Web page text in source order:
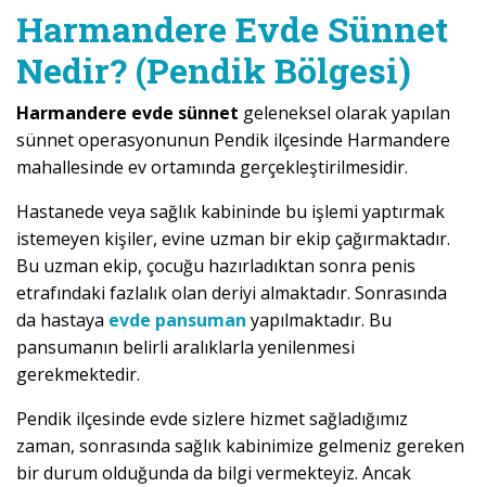
Harmandere Evde Sünnet
Nedir? (Pendik Bölgesi)
Harmandere evde sünnet geleneksel olarak yapılan
sünnet operasyonunun Pendik ilçesinde Harmandere
mahallesinde ev ortamında gerçekleştirilmesidir.
Hastanede veya sağlık kabininde bu işlemi yaptırmak
istemeyen kişiler, evine uzman bir ekip çağırmaktadır.
Bu uzman ekip, çocuğu hazırladıktan sonra penis
etrafındaki fazlalık olan deriyi almaktadır. Sonrasında
da hastaya evde pansuman yapılmaktadır. Bu
pansumanın belirli aralıklarla yenilenmesi
gerekmektedir.
Pendik ilçesinde evde sizlere hizmet sağladığımız
zaman, sonrasında sağlık kabinimize gelmeniz gereken
bir durum olduğunda da bilgi vermekteyiz. Ancak